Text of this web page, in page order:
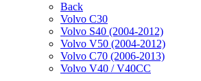
Back
Volvo C30
Volvo S40 (2004-2012)
Volvo V50 (2004-2012)
Volvo C70 (2006-2013)
Volvo V40 / V40CC